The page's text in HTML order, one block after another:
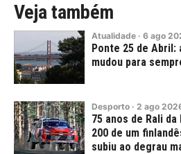
Veja também
Atualidade · 6 ago
Ponte 25 de Abril:
mudou para
Desporto · 2 ago
75 anos de Rali
200 de um
subiu ao degrau